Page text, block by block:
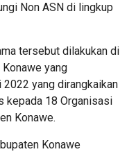
Non ASN di lingkup
tersebut dilakukan di
yang
yang dirangkaikan
kepada 18 Organisasi
Konawe.
Konawe